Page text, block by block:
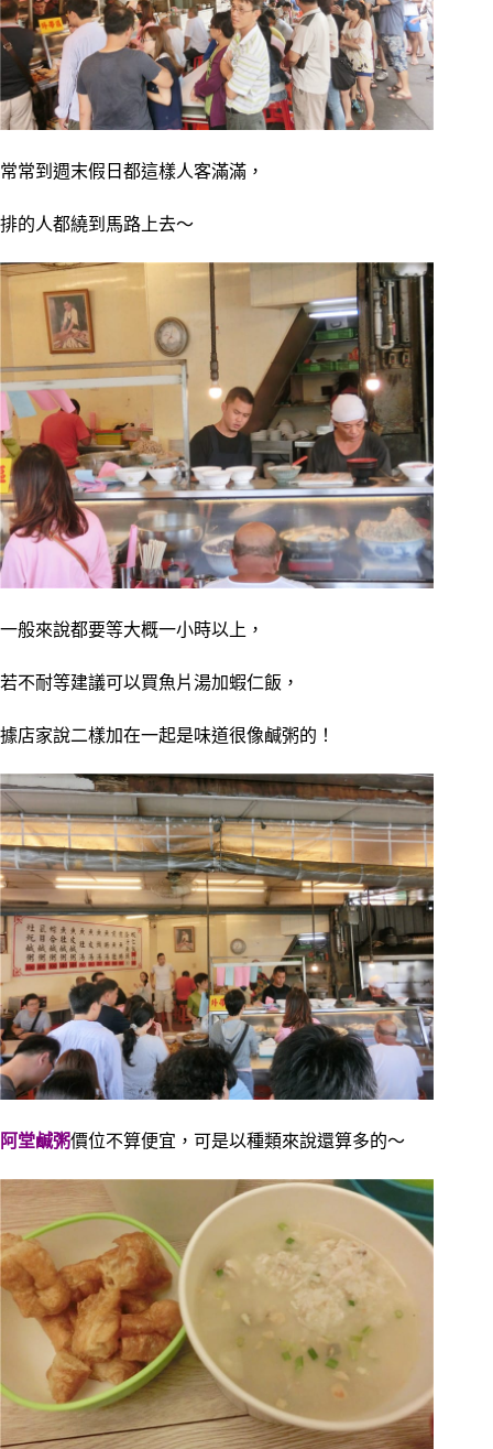
常常到週末假日都這樣人客滿滿 ，
排的人都繞到馬路上去～
一般來說都要等大概一小時以上，
若不耐等建議可以買魚片湯加蝦仁飯，
據店家說二樣加在一起是味道很像鹹粥的！
阿堂鹹粥價位不算便宜，可是以種類來說還算多的～